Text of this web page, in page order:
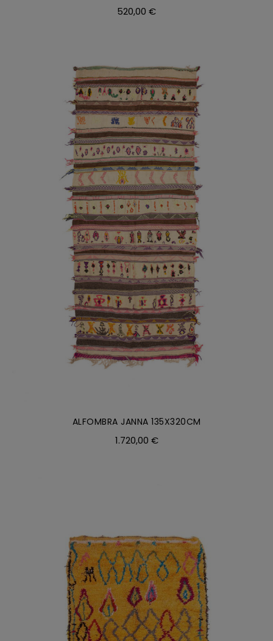
520,00 €
AÑADIR AL CARRITO / DETALLES
ALFOMBRA JANNA 135X320CM
1.720,00 €